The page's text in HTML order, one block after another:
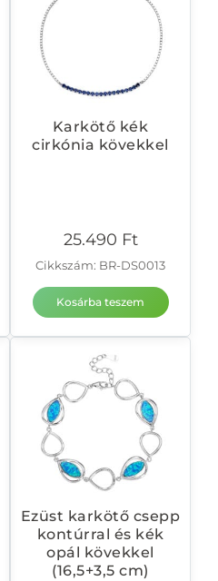
Karkötő kék
cirkónia kövekkel
25.490 Ft
Cikkszám: BR-DS0013
Kosárba teszem
Ezüst karkötő csepp
kontúrral és kék
opál kövekkel
(16,5+3,5 cm)